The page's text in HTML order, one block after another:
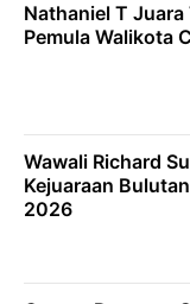
Nathaniel T
Pemula Walikota
Wawali Richard
Kejuaraan
2026